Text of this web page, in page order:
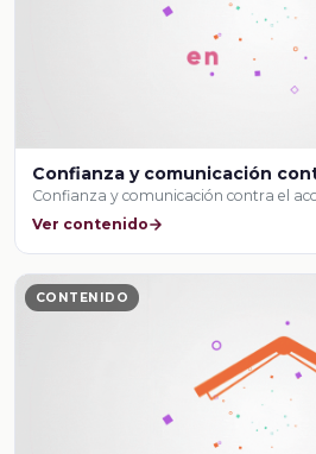
Confianza y comunicación
Confianza y comunicación contra el
Ver contenido
CONTENIDO